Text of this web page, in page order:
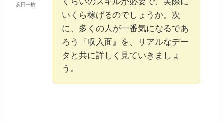
炭田一樹
いくら稼げるのでしょうか。次
に、多くの人が一番気になるであ
ろう『収入面』を、リアルなデー
タと共に詳しく見ていきましょ
う。